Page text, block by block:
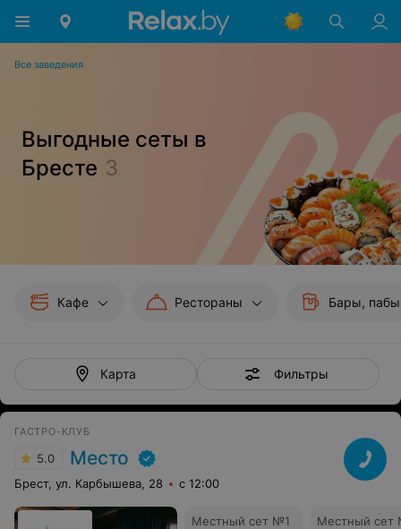
Все заведения
Выгодные сеты в
Бресте 3
Кафе Рестораны Бары, пабы
Карта Фильтры
ГАСТРО-КЛУБ
5.0 Место
Брест, ул. Карбышева, 28 с 12:00
Местный сет №1 Местный сет